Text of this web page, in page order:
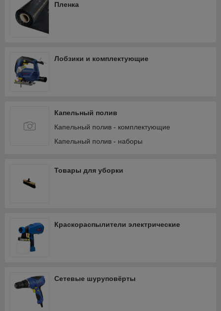
Пленка
Лобзики и комплектующие
Капельный полив
Капельный полив - комплектующие
Капельный полив - наборы
Товары для уборки
Краскораспылители электрические
Сетевые шуруповёрты